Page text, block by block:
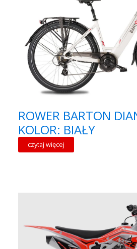
ROWER BARTON
KOLOR: BIAŁY
czytaj więcej